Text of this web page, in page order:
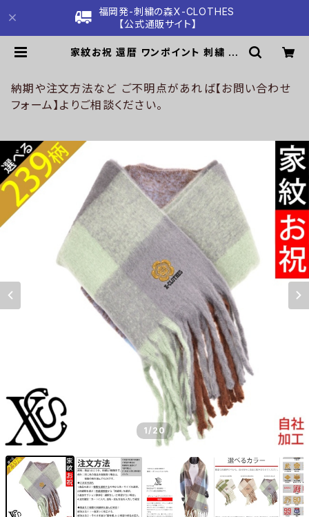
福岡発-刺繍の森X-CLOTHES
【公式通販サイト】
家紋お祝 還暦 ワンポイント 刺繍 ふ
ディース メンズ 雑貨 グッズ 自社ブラ
ンド 柄 丸に 五瓜 桔梗 巴 藤 羽 菱 唐
花 木瓜 蔦 桐 クリスマス ori-aw-st
納期や注文方法など ご不明点があれば【お問い合わせ
フォーム】よりご相談ください。
1 /20